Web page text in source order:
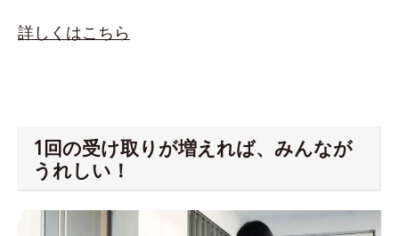
詳しくはこちら
1回の受け取りが増えれば、みんなが
うれしい！